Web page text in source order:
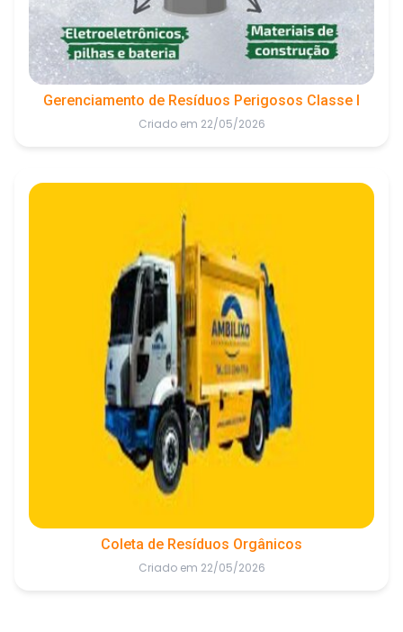
Gerenciamento de Resíduos Perigosos Classe I
Criado em 22/05/2026
Coleta de Resíduos Orgânicos
Criado em 22/05/2026